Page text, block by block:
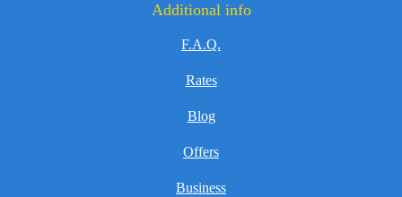
Additional info
F.A.Q.
Rates
Blog
Offers
Business